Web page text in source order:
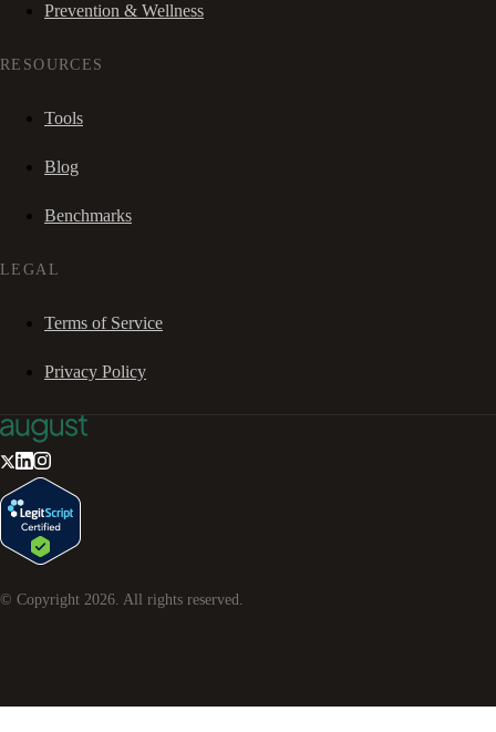
Prevention & Wellness
RESOURCES
Tools
Blog
Benchmarks
LEGAL
Terms of Service
Privacy Policy
© Copyright 2026. All rights reserved.